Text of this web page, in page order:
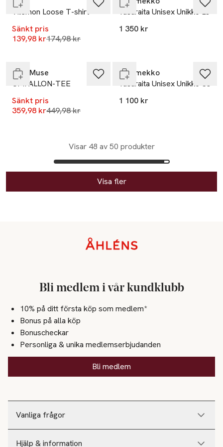
Vilemon Loose T-shirt
Sänkt pris
139,98 krLägsta pris 30 dagar
174,98 kr
Tasaraita Unisex Unikko Ls
1 350 kr
-20%
CPH Muse
CMFALLON-TEE
Sänkt pris
359,98 krLägsta pris 30 dagar
449,98 kr
Marimekko
Tasaraita Unisex Unikko Ss
1 100 kr
Visar 48 av 50 produkter
Visa fler
Vanliga frågor
Hjälp & information
Bli medlem i vår kundklubb
10% på ditt första köp som medlem*
Bonus på alla köp
Bonuscheckar
Personliga & unika medlemserbjudanden
Bli medlem